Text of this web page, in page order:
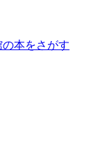
本をさがす